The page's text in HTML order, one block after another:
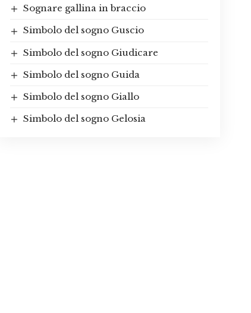
Sognare gallina in braccio
Simbolo del sogno Guscio
Simbolo del sogno Giudicare
Simbolo del sogno Guida
Simbolo del sogno Giallo
Simbolo del sogno Gelosia